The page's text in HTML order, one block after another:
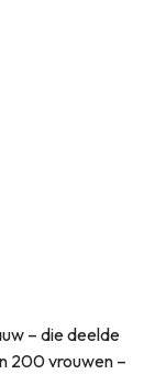
– die deelde
200 vrouwen –